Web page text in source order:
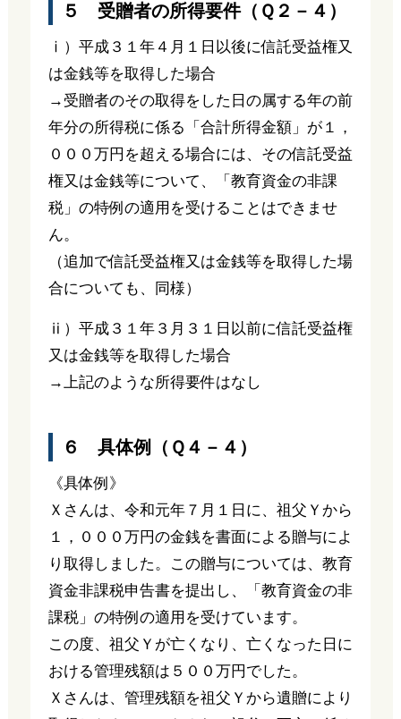
５ 受贈者の所得要件（Ｑ２－４）
ⅰ）平成３１年４月１日以後に信託受益権又
は金銭等を取得した場合
→受贈者のその取得をした日の属する年の前
年分の所得税に係る「合計所得金額」が１，
０００万円を超える場合には、その信託受益
権又は金銭等について、「教育資金の非課
税」の特例の適用を受けることはできませ
ん。
（追加で信託受益権又は金銭等を取得した場
合についても、同様）
ⅱ）平成３１年３月３１日以前に信託受益権
又は金銭等を取得した場合
→上記のような所得要件はなし
６ 具体例（Ｑ４－４）
《具体例》
Ｘさんは、令和元年７月１日に、祖父Ｙから
１，０００万円の金銭を書面による贈与によ
り取得しました。この贈与については、教育
資金非課税申告書を提出し、「教育資金の非
課税」の特例の適用を受けています。
この度、祖父Ｙが亡くなり、亡くなった日に
おける管理残額は５００万円でした。
Ｘさんは、管理残額を祖父Ｙから遺贈により